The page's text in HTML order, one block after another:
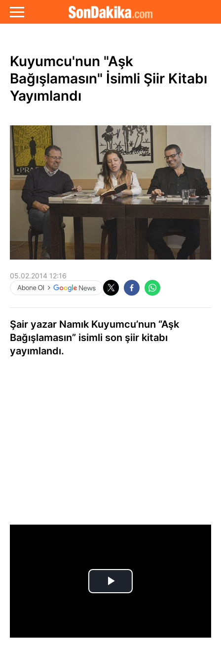
Kuyumcu'nun "Aşk
Bağışlamasın" İsimli Şiir Kitabı
Yayımlandı
05.02.2014 12:16
Şair yazar Namık Kuyumcu’nun “Aşk
Bağışlamasın” isimli son şiir kitabı
yayımlandı.